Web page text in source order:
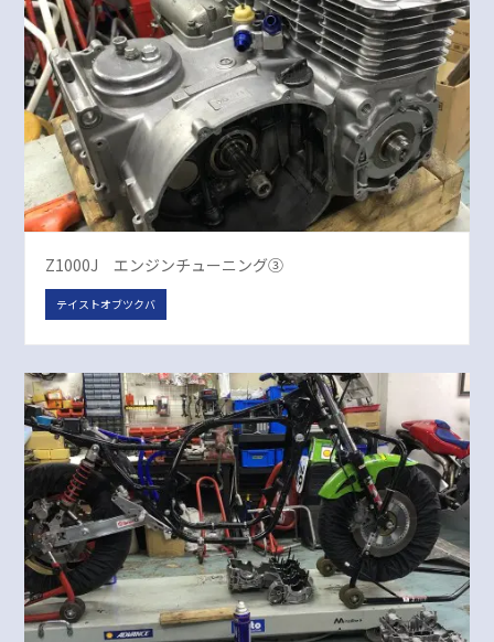
Z1000J エンジンチューニング③
テイストオブツクバ